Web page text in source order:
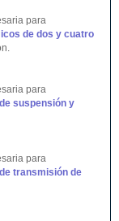
para
de dos y cuatro
para
suspensión y
para
transmisión de